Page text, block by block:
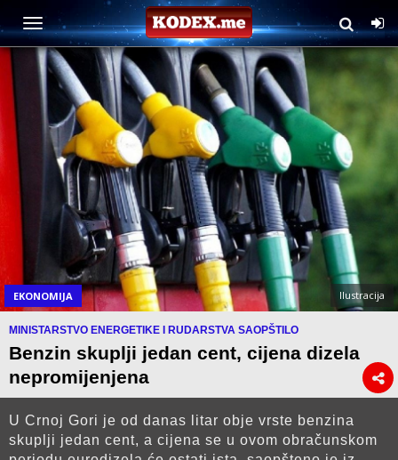
EKONOMIJA Ilustracija
MINISTARSTVO ENERGETIKE I RUDARSTVA SAOPŠTILO
Benzin skuplji jedan cent, cijena dizela
nepromijenjena
U Crnoj Gori je od danas litar obje vrste benzina
skuplji jedan cent, a cijena se u ovom obračunskom